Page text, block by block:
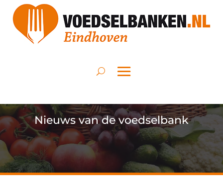
Nieuws van de voedselbank